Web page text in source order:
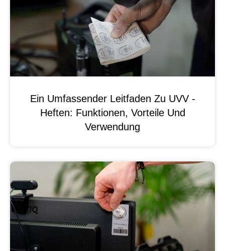
Ein Umfassender Leitfaden Zu UVV -
Heften: Funktionen, Vorteile Und
Verwendung